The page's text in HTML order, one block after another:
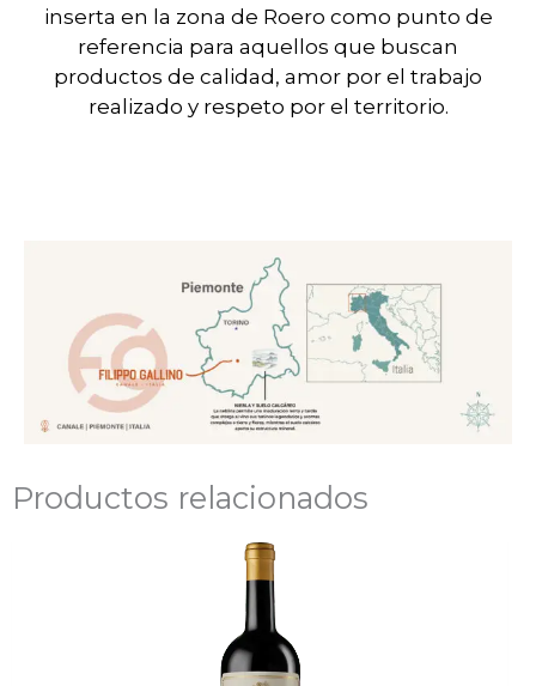
inserta en la zona de Roero como punto de
referencia para aquellos que buscan
productos de calidad, amor por el trabajo
realizado y respeto por el territorio.
Productos relacionados